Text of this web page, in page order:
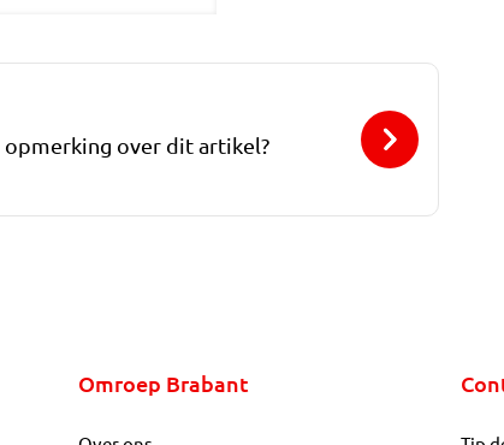
over dit artikel?
Omroep Brabant